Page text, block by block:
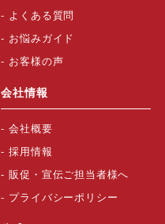
よくある質問
お悩みガイド
お客様の声
会社情報
会社概要
採用情報
販促・宣伝ご担当者様へ
プライバシーポリシー